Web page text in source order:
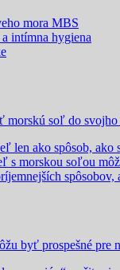
mora MBS
intímna hygiena
morskú soľ do
len ako spôsob, ako
s morskou soľou
byť prospešné pre